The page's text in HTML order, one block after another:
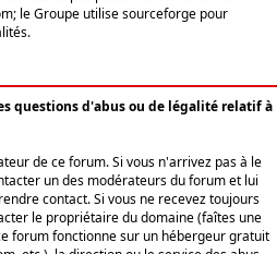
le Groupe utilise sourceforge pour
questions d'abus ou de légalité relatif à
de ce forum. Si vous n'arrivez pas à le
un des modérateurs du forum et lui
contact. Si vous ne recevez toujours
le propriétaire du domaine (faîtes une
forum fonctionne sur un hébergeur gratuit